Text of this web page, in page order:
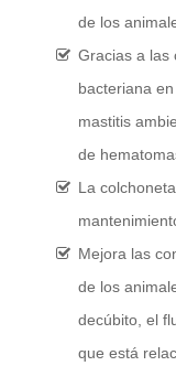
de los
Gracias a las
bacteriana
mastitis
de
La
Mejora las
de los
decúbito, el
que está